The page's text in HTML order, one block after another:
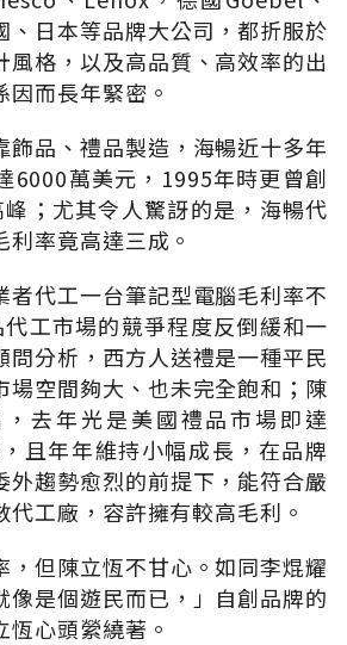
、日本等品牌大公司，都折服於
風格，以及高品質、高效率的出
而長年緊密。
飾品、禮品製造，海暢近十多年
6000萬美元，1995年時更曾創
；尤其令人驚訝的是，海暢代
率竟高達三成。
者代工一台筆記型電腦毛利率不
工市場的競爭程度反倒緩和一
問分析，西方人送禮是一種平民
場空間夠大、也未完全飽和；陳
去年光是美國禮品市場即達
且年年維持小幅成長，在品牌
外趨勢愈烈的前提下，能符合嚴
代工廠，容許擁有較高毛利。
，但陳立恆不甘心。如同李焜耀
像是個遊民而已，」自創品牌的
心頭縈繞著。